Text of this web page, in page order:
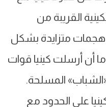
القريبة من
متزايدة بشكل
أكتوبر عام 2011 عندما أن أرسلت كينيا قوات
المسلحة.
على الحدود مع